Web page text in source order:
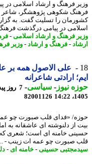
فرهنگ و ارشاد اسلامی در
شکوهی پژوهشگر، شاعر و
را تسلیت گفت. به گزارش
در پیامی درگذشت فرهنگ
فرهنگ و ارشاد اسلامی-فرهنگ
-فرهنگ و ارشاد -وزیر فرهنگ
علی الاصول همه بر علی
ارادتی شاعرانه
نیوز-سیاسی-
82001126
«فدای قلب صبورت چو عمه ات
از دلنوشته ای عاشقانه به امام
خامنه ای است؛ شعری که با
صبورت چو عمه ات زینب - ...
حسینی-خامنه ای-